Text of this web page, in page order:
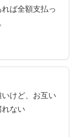
ば全額支払っ
けど、お互い
ない